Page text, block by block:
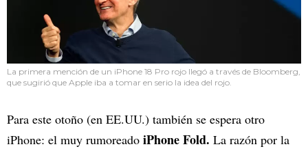
La primera mención de un iPhone 18 Pro rojo llegó a través de Bloomberg,
que sugirió que Apple iba a tomar en serio la idea del rojo.
Para este otoño (en EE.UU.) también se espera otro
iPhone: el muy rumoreado iPhone Fold. La razón por la